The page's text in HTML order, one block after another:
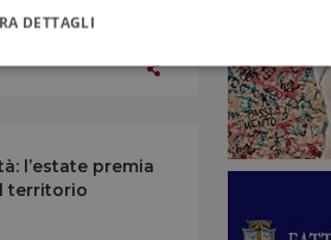
150 milioni di
l’estate premia
territorio
DETTAGLI